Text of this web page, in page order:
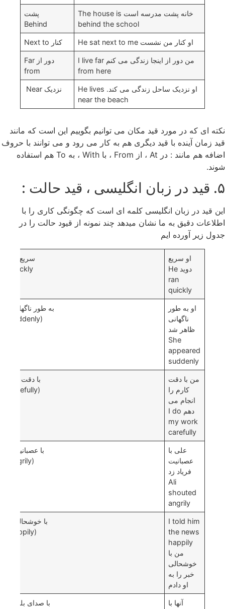
خانه پشت مدرسه است The house is
behind the school
پشت
Behind
او کنار من نشست He sat next to me کنار Next to
من دور از اینجا زندگی می کنم I live far
from here
دور از Far
from
او نزدیک ساحل زندگی می کند. He lives
near the beach
نزدیک Near
نکته ای که در مورد قید مکان می توانیم بگوییم این است که مانند
قید زمان آینده با قید دیگری هم به کار می رود و می توانند با حروف
اضافه هم مانند : در At ، از From ، با With ، به To هم استفاده
شوند.
۵. قید در زبان انگلیسی ، قید حالت :
این قید در زبان انگلیسی کلمه ای است که چگونگی کاری را با
اطلاعات دقیق به ما نشان میدهد چند نمونه از قیود حالت را در
جدول زیر آورده ایم
او سریع
دوید He
ran
quickly
سریع (
quickly)
او به طور
ناگهانی
ظاهر شد
She
appeared
suddenly
به طور ناگهانی
(suddenly)
من با دقت
کارم را
انجام می
دهم I do
my work
carefully
با دقت
(carefully)
علی با
عصبانیت
فریاد زد
Ali
shouted
angrily
با عصبانیت
(angrily)
I told him
the news
happily
من با
خوشحالی
خبر را به
او دادم
با خوشحالی
(happily)
آنها با
با صدای بلند